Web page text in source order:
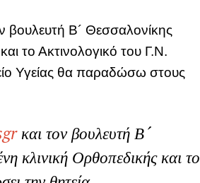
βουλευτή Β´ Θεσσαλονίκης
το Ακτινολογικό του Γ.Ν.
Υγείας θα παραδώσω στους
και τον βουλευτή Β´
κλινική Ορθοπεδικής και το